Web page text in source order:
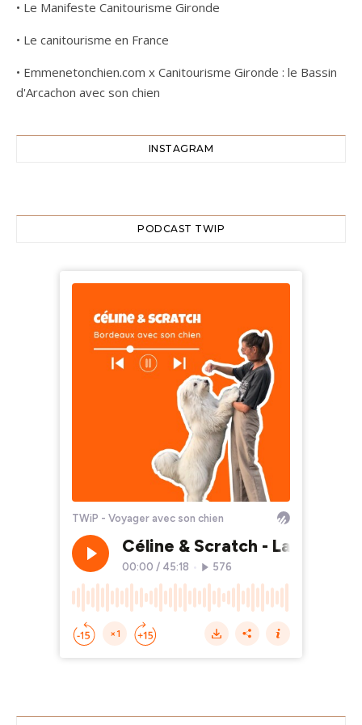
• Le Manifeste Canitourisme Gironde
• Le canitourisme en France
• Emmenetonchien.com x Canitourisme Gironde : le Bassin
d'Arcachon avec son chien
INSTAGRAM
PODCAST TWIP